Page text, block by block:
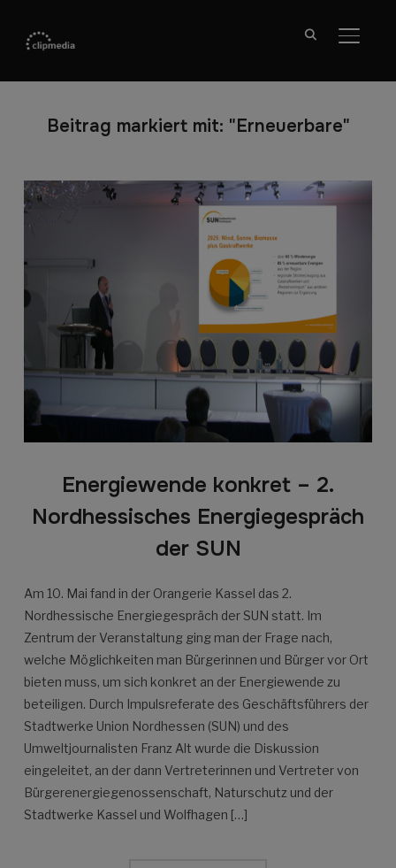
Beitrag markiert mit: "Erneuerbare"
Energiewende konkret – 2.
Nordhessisches Energiegespräch
der SUN
Am 10. Mai fand in der Orangerie Kassel das 2.
Nordhessische Energiegespräch der SUN statt. Im
Zentrum der Veranstaltung ging man der Frage nach,
welche Möglichkeiten man Bürgerinnen und Bürger vor Ort
bieten muss, um sich konkret an der Energiewende zu
beteiligen. Durch Impulsreferate des Geschäftsführers der
Stadtwerke Union Nordhessen (SUN) und des
Umweltjournalisten Franz Alt wurde die Diskussion
eingeleitet, an der dann Vertreterinnen und Vertreter von
Bürgerenergiegenossenschaft, Naturschutz und der
Stadtwerke Kassel und Wolfhagen […]